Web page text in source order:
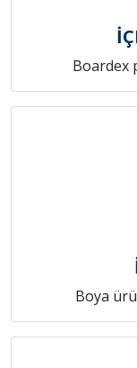
Boardex
Boya